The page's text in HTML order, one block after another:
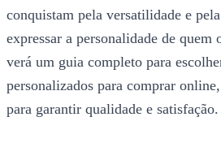
conquistam pela versatilidade e
expressar a personalidade de quem
verá um guia completo para
personalizados para comprar
para garantir qualidade e satisfação.